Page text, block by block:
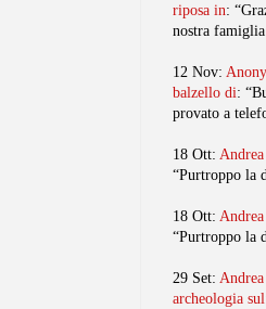
riposa in:
nostra
12 Nov:
balzello di:
provato a
18 Ott:
“Purtroppo la
18 Ott:
“Purtroppo la
29 Set:
archeologia sul